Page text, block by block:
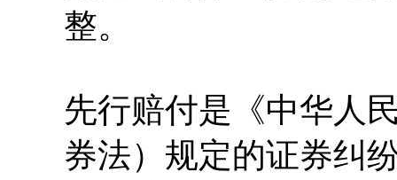
整。
先行赔付是《中华人
券法）规定的证券纠